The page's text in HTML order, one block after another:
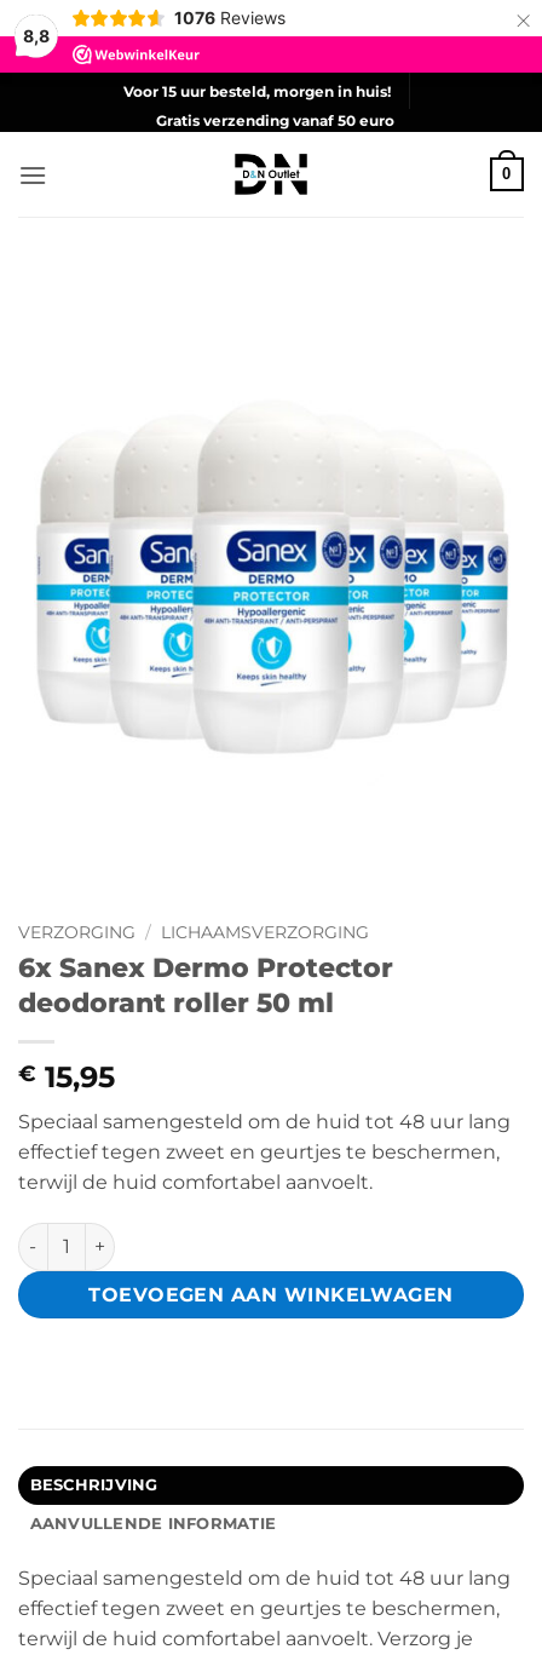
8,8
1076 Reviews ×
Voor 15 uur besteld, morgen in huis!
Gratis verzending vanaf 50 euro
0
VERZORGING / LICHAAMSVERZORGING
6x Sanex Dermo Protector
deodorant roller 50 ml
€ 15,95
Speciaal samengesteld om de huid tot 48 uur lang
effectief tegen zweet en geurtjes te beschermen,
terwijl de huid comfortabel aanvoelt.
6x Sanex Dermo Protector deodorant roller 50 ml aantal
TOEVOEGEN AAN WINKELWAGEN
BESCHRIJVING
AANVULLENDE INFORMATIE
Speciaal samengesteld om de huid tot 48 uur lang
effectief tegen zweet en geurtjes te beschermen,
terwijl de huid comfortabel aanvoelt. Verzorg je